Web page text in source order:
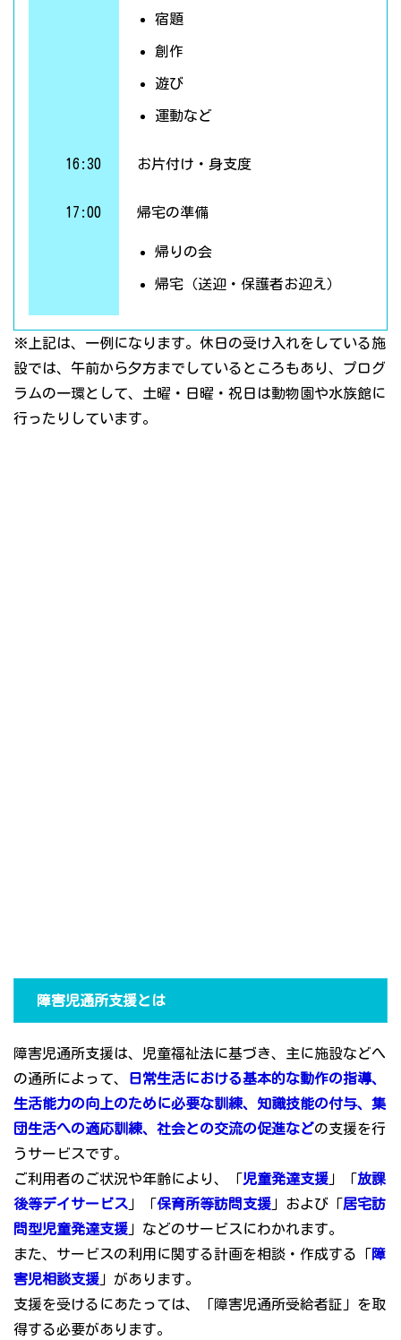
宿題
創作
遊び
運動など
16:30 お片付け・身支度
17:00 帰宅の準備
帰りの会
帰宅（送迎・保護者お迎え）
※上記は、一例になります。休日の受け入れをしている施
設では、午前から夕方までしているところもあり、プログ
ラムの一環として、土曜・日曜・祝日は動物園や水族館に
行ったりしています。
障害児通所支援とは
障害児通所支援は、児童福祉法に基づき、主に施設などへ
の通所によって、
日常生活における基本的な動作の指導、
生活能力の向上のために必要な訓練、知識技能の付与、集
団生活への適応訓練、社会との交流の促進などの支援を行
うサービスです。
ご利用者のご状況や年齢により、「児童発達支援 」「放課
後等デイサービス 」「保育所等訪問支援 」および「居宅訪
問型児童発達支援 」などのサービスにわかれます。
また、サービスの利用に関する計画を相談・作成する「障
害児相談支援 」があります。
支援を受けるにあたっては、「障害児通所受給者証」を取
得する必要があります。